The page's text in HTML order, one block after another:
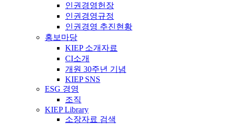
인권경영헌장
인권경영규정
인권경영 추진현황
홍보마당
KIEP 소개자료
CI소개
개원 30주년 기념
KIEP SNS
ESG 경영
조직
KIEP Library
소장자료 검색